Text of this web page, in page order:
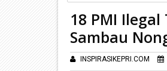
18 PMI
Sambau
INSPIRASIKEPRI.COM